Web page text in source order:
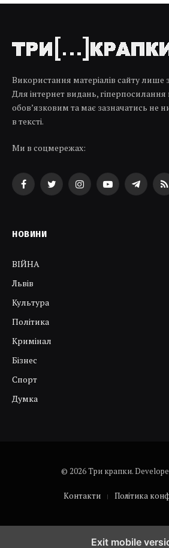
Використання матеріалів сайту лише
Для інтернет видань,
обов’язковим та має зазначатись не
в тексті.
Ми в соцмережах:
FacebookTwitterInstagramYouTubeTelegram
НОВИНИ
ВІЙНА
Львів
Культура
Політика
Кримінал
Бізнес
Спорт
Думка
© 2026 Три крапки.
Контакти Політика
Exit mobile